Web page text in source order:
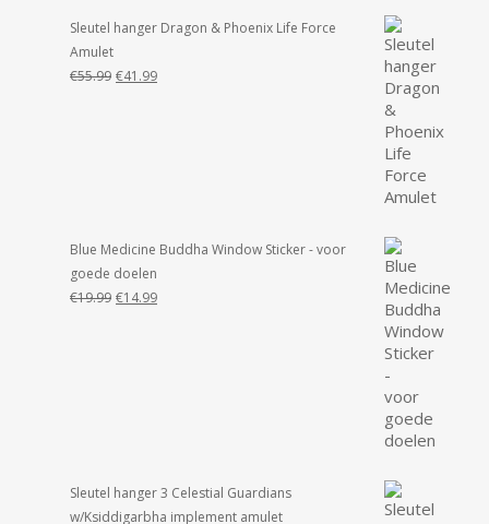
Sleutel hanger Dragon & Phoenix Life Force
Amulet
€55.99 Oorspronkelijke
€41.99Huidige
Blue Medicine Buddha Window Sticker - voor
goede doelen
€19.99 Oorspronkelijke
€14.99Huidige
Sleutel hanger 3 Celestial Guardians
w/Ksiddigarbha implement amulet